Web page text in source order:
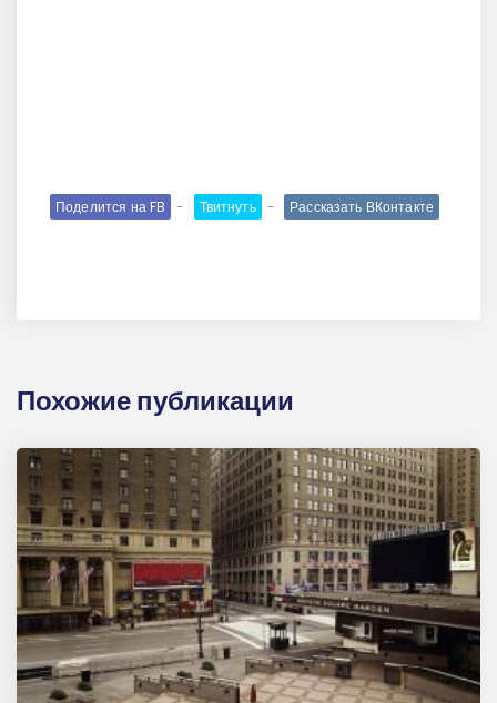
Поделится на FB Твитнуть Рассказать ВКонтакте
Похожие публикации